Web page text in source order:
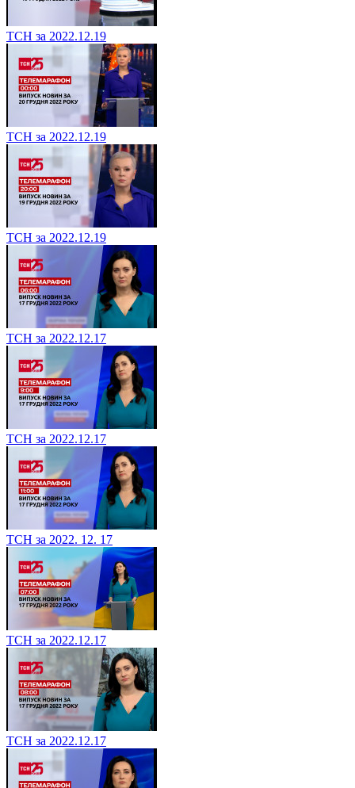
ТСН за 2022.12.19
ТСН за 2022.12.19
ТСН за 2022.12.19
ТСН за 2022.12.17
ТСН за 2022.12.17
ТСН за 2022. 12. 17
ТСН за 2022.12.17
ТСН за 2022.12.17